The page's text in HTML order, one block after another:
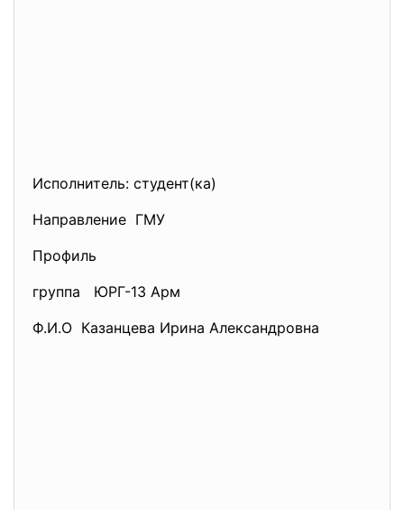
Исполнитель: студент(ка)
Направление ГМУ
Профиль
группа ЮРГ-13 Арм
Ф.И.О Казанцева Ирина Александровна